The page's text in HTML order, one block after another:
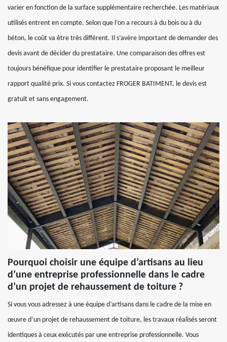
varier en fonction de la surface supplémentaire recherchée. Les matériaux
utilisés entrent en compte. Selon que l’on a recours à du bois ou à du
béton, le coût va être très différent. Il s’avère important de demander des
devis avant de décider du prestataire. Une comparaison des offres est
toujours bénéfique pour identifier le prestataire proposant le meilleur
rapport qualité prix. Si vous contactez FROGER BATIMENT, le devis est
gratuit et sans engagement.
Pourquoi choisir une équipe d’artisans au lieu
d’une entreprise professionnelle dans le cadre
d’un projet de rehaussement de toiture ?
Si vous vous adressez à une équipe d’artisans dans le cadre de la mise en
œuvre d’un projet de rehaussement de toiture, les travaux réalisés seront
identiques à ceux exécutés par une entreprise professionnelle. Vous